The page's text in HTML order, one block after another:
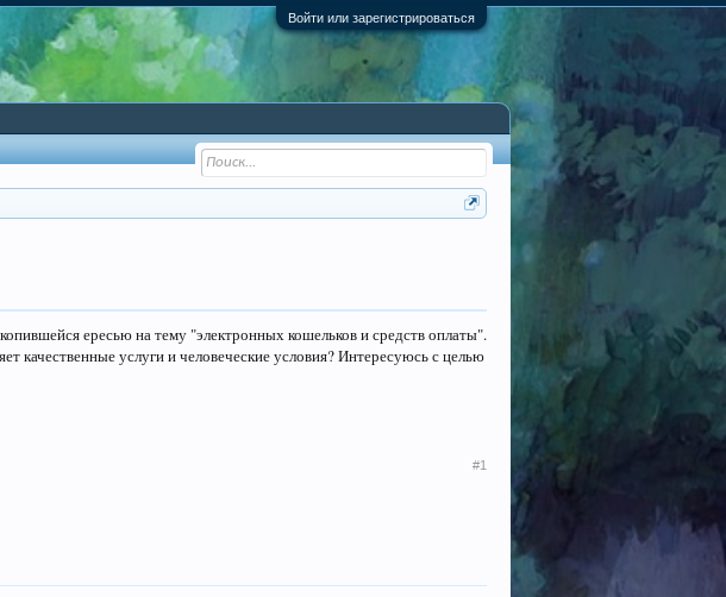
Войти или зарегистрироваться
ересью на тему "электронных кошельков и средств оплаты".
качественные услуги и человеческие условия? Интересуюсь с целью
#1